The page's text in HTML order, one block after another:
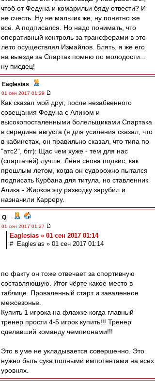
чтоб от Федуна и комарильи бяду отвести? И
не счесть. Ну не мальчик же, ну понятно же
всё. А подписался. Но надо понимать, что
оперативный контроль за трансферами в это
лето осуществлял Измайлов. Блять, я же его
на выезде за Спартак помню по молодости...
ну писдец!
Eaglesias -
01 сен 2017 01:29
Как сказал мой друг, после незабвенного
совещания Федуна с Аликом и
высокопосталенными болельщиками Спартака
в середине августа (я для усиления сказал, что
в кабинетах, он правильно сказал, что типа по
"атс2", бгг): Щас чем хуже - тем для нас
(спартачей) лучше. Лёня снова подвис, как
прошлым летом, когда он судорожно пытался
подписать Курбана для титула, но ставленник
Алика - Жирков эту разводку зарубил и
назначили Карреру.
Q_
-
01 сен 2017 01:27
Eaglesias » 01 сен 2017 01:14
# Eaglesias » 01 сен 2017 01:14
по факту он тоже отвечает за спортивную
составляющую. Итог чёрте какое место в
таблице. Проваленный старт и заваленное
межсезонье.
Купить 1 игрока на флажке когда главный
тренер прости 4-5 игрок купить!!! Тренер
сделавший команду чемпионами!!!
Это в уме не укладывается совершенно. Это
нужно быть сука полными импотентами на всех
уровнях.